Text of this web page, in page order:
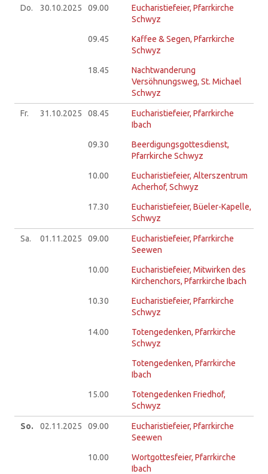
Do. 30.10.2025 09.00
Eucharistiefeier, Pfarrkirche
Schwyz
09.45
Kaffee & Segen, Pfarrkirche
Schwyz
18.45
Nachtwanderung
Versöhnungsweg, St. Michael
Schwyz
Fr. 31.10.2025 08.45
Eucharistiefeier, Pfarrkirche
Ibach
09.30
Beerdigungsgottesdienst,
Pfarrkirche Schwyz
10.00
Eucharistiefeier, Alterszentrum
Acherhof, Schwyz
17.30
Eucharistiefeier, Büeler-Kapelle,
Schwyz
Sa. 01.11.2025 09.00
Eucharistiefeier, Pfarrkirche
Seewen
10.00
Eucharistiefeier, Mitwirken des
Kirchenchors, Pfarrkirche Ibach
10.30
Eucharistiefeier, Pfarrkirche
Schwyz
14.00
Totengedenken, Pfarrkirche
Schwyz
Totengedenken, Pfarrkirche
Ibach
15.00
Totengedenken Friedhof,
Schwyz
So. 02.11.2025 09.00
Eucharistiefeier, Pfarrkirche
Seewen
10.00
Wortgottesfeier, Pfarrkirche
Ibach